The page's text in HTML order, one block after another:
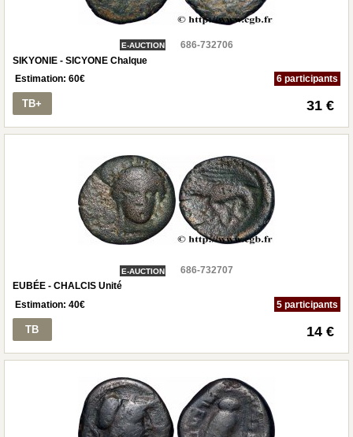
E-AUCTION
686-732706
SIKYONIE - SICYONE Chalque
Estimation: 60€ 6 participants
TB+ 31 €
E-AUCTION
686-732707
EUBÉE - CHALCIS Unité
Estimation: 40€ 5 participants
TB 14 €